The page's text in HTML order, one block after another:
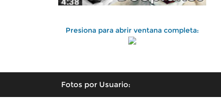
Presiona para abrir ventana completa:
Fotos por Usuario: